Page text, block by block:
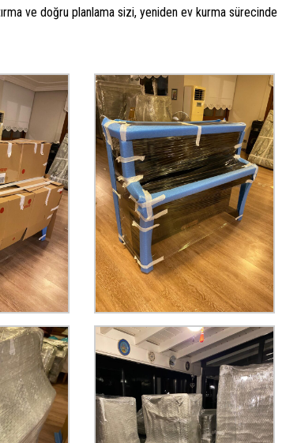
ve doğru planlama sizi, yeniden ev kurma sürecinde